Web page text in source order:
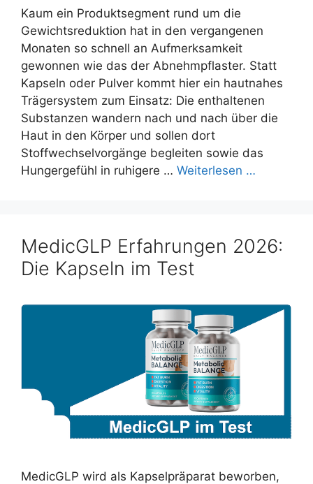
Kaum ein Produktsegment rund um die
Gewichtsreduktion hat in den vergangenen
Monaten so schnell an Aufmerksamkeit
gewonnen wie das der Abnehmpflaster. Statt
Kapseln oder Pulver kommt hier ein hautnahes
Trägersystem zum Einsatz: Die enthaltenen
Substanzen wandern nach und nach über die
Haut in den Körper und sollen dort
Stoffwechselvorgänge begleiten sowie das
Hungergefühl in ruhigere … Weiterlesen …
MedicGLP Erfahrungen 2026:
Die Kapseln im Test
MedicGLP wird als Kapselpräparat beworben,